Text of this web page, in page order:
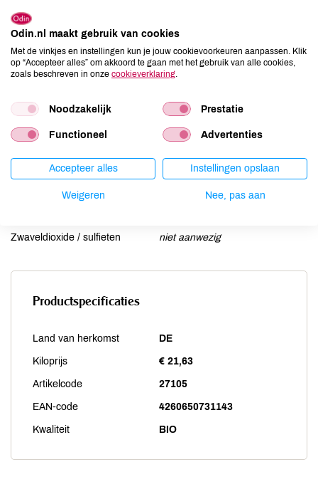
Ei
Gluten
niet aanwezig
Lactose
niet aanwezig
Lupine
niet aanwezig
Noten
niet aanwezig
Schaaldieren
niet aanwezig
Selderij
niet aanwezig
Sesam
niet aanwezig
Soja
niet aanwezig
niet aanwezig
Zwaveldioxide / sulfieten
niet aanwezig
Productspecificaties
Land van herkomst DE
Kiloprijs € 21,63
Artikelcode 27105
EAN-code 4260650731143
Kwaliteit BIO
Odin.nl maakt gebruik van cookies
Met de vinkjes en instellingen kun je jouw cookievoorkeuren aanpassen. Klik
op “Accepteer alles” om akkoord te gaan met het gebruik van alle cookies,
zoals beschreven in onze cookieverklaring.
Noodzakelijk Prestatie
Functioneel Advertenties
Accepteer alles Instellingen opslaan
Weigeren Nee, pas aan